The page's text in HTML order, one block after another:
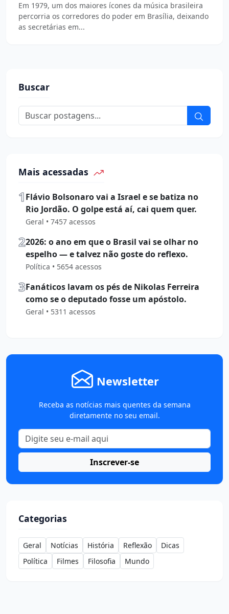
Em 1979, um dos maiores ícones da música brasileira
percorria os corredores do poder em Brasília, deixando
as secretárias em...
Buscar
Mais acessadas
1Flávio Bolsonaro vai a Israel e se batiza no
Rio Jordão. O golpe está aí, cai quem quer.
Geral • 7457 acessos
22026: o ano em que o Brasil vai se olhar no
espelho — e talvez não goste do reflexo.
Política • 5654 acessos
3Fanáticos lavam os pés de Nikolas Ferreira
como se o deputado fosse um apóstolo.
Geral • 5311 acessos
Newsletter
Receba as notícias mais quentes da semana
diretamente no seu email.
Inscrever-se
Categorias
Geral Notícias História Reflexão
Dicas
Política
Filmes Filosofia Mundo